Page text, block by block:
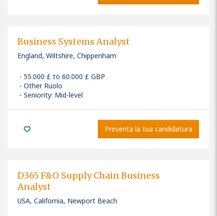
Business Systems Analyst
England, Wiltshire, Chippenham
55.000 £ to 60.000 £ GBP
Other Ruolo
Seniority: Mid-level
Presenta la tua candidatura
D365 F&O Supply Chain Business
Analyst
USA, California, Newport Beach